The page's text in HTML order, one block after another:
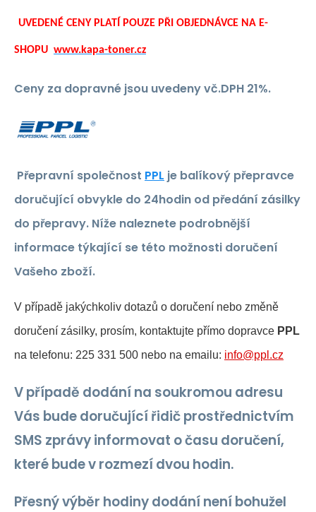
UVEDENÉ CENY PLATÍ POUZE PŘI OBJEDNÁVCE NA E-
SHOPU www.kapa-toner.cz
Ceny za dopravné jsou uvedeny vč.DPH 21%.
Přepravní společnost PPL je balíkový přepravce
doručující obvykle do 24hodin od předání zásilky
do přepravy. Níže naleznete podrobnější
informace týkající se této možnosti doručení
Vašeho zboží.
V případě jakýchkoliv dotazů o doručení nebo změně
doručení zásilky, prosím, kontaktujte přímo dopravce PPL
na telefonu: 225 331 500 nebo na emailu: info@ppl.cz
V případě dodání na soukromou adresu
Vás bude doručující řidič prostřednictvím
SMS zprávy informovat o času doručení,
které bude v rozmezí dvou hodin.
Přesný výběr hodiny dodání není bohužel